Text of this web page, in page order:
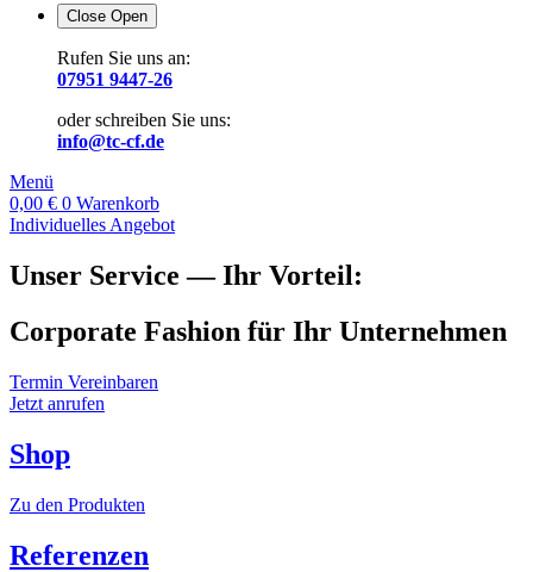
Close Open
Rufen Sie uns an:
07951 9447-26
oder schreiben Sie uns:
info@tc-cf.de
Menü
0,00 € 0 Warenkorb
Individuelles Angebot
Unser Service — Ihr Vorteil:
Corporate Fashion für Ihr Unternehmen
Termin Vereinbaren
Jetzt anrufen
Shop
Zu den Produkten
Referenzen